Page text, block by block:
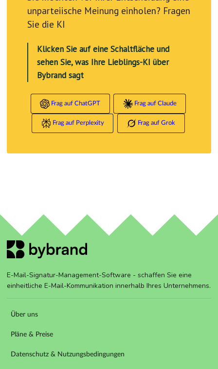
unparteiische Meinung einholen? Fragen
Sie die KI
Klicken Sie auf eine Schaltfläche und
sehen Sie, was Ihre Lieblings-KI über
Bybrand sagt
Frag auf ChatGPT Frag auf Claude
Frag auf Perplexity Frag auf Grok
E-Mail-Signatur-Management-Software - schaffen Sie eine
einheitliche E-Mail-Kommunikation innerhalb Ihres Unternehmens.
Über uns
Pläne & Preise
Datenschutz & Nutzungsbedingungen